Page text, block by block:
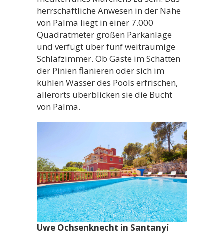
herrschaftliche Anwesen in der Nähe
von Palma liegt in einer 7.000
Quadratmeter großen Parkanlage
und verfügt über fünf weiträumige
Schlafzimmer. Ob Gäste im Schatten
der Pinien flanieren oder sich im
kühlen Wasser des Pools erfrischen,
allerorts überblicken sie die Bucht
von Palma.
Uwe Ochsenknecht in Santanyí